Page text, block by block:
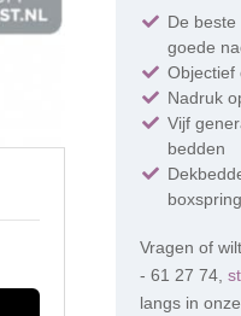
De
goede
Objectief
Nadruk
Vijf
bedden
Vragen of
- 61 27 74,
langs in